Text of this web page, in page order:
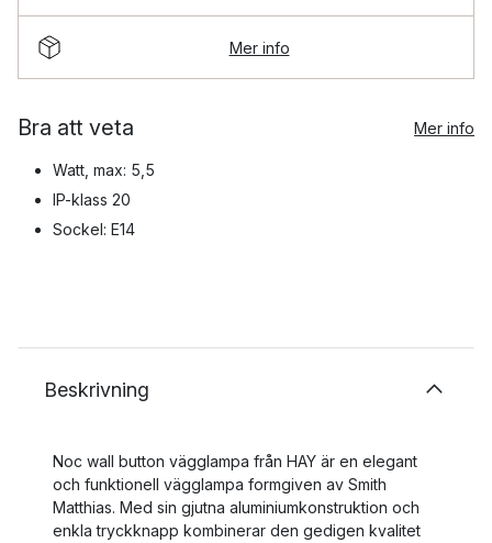
Mer info
Bra att veta Mer info
Watt, max: 5,5
IP-klass 20
Sockel: E14
Beskrivning
Noc wall button vägglampa från HAY är en elegant
och funktionell vägglampa formgiven av Smith
Matthias. Med sin gjutna aluminiumkonstruktion och
enkla tryckknapp kombinerar den gedigen kvalitet